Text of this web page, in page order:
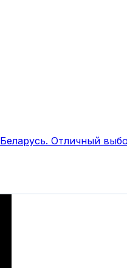
Отличный